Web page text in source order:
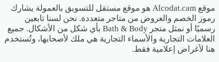
موقع Alcodat.cam هو موقع مستقل للتسويق بالعمولة يشارك
رموز الخصم والعروض من متاجر متعددة. نحن لسنا تابعين
رسميًا أو نمثل متجر Bath & Body بأي شكل من الأشكال. جميع
العلامات التجارية والأسماء التجارية هي ملك لأصحابها، وتُستخدم
هنا لأغراض إعلامية فقط.